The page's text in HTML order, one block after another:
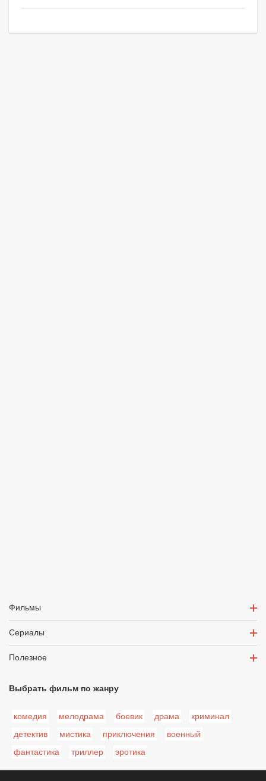
Фильмы
Сериалы
Полезное
Выбрать фильм по жанру
комедия мелодрама боевик драма
криминал
детектив
мистика приключения
военный
фантастика
триллер эротика